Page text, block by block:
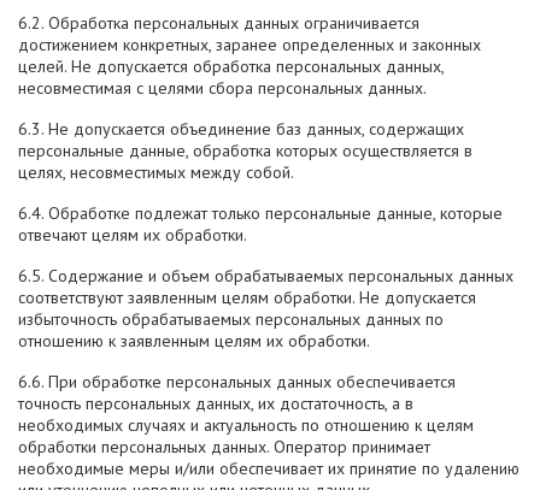
6.2. Обработка персональных данных ограничивается
достижением конкретных, заранее определенных и законных
целей. Не допускается обработка персональных данных,
несовместимая с целями сбора персональных данных.
6.3. Не допускается объединение баз данных, содержащих
персональные данные, обработка которых осуществляется в
целях, несовместимых между собой.
6.4. Обработке подлежат только персональные данные, которые
отвечают целям их обработки.
6.5. Содержание и объем обрабатываемых персональных данных
соответствуют заявленным целям обработки. Не допускается
избыточность обрабатываемых персональных данных по
отношению к заявленным целям их обработки.
6.6. При обработке персональных данных обеспечивается
точность персональных данных, их достаточность, а в
необходимых случаях и актуальность по отношению к целям
обработки персональных данных. Оператор принимает
необходимые меры и/или обеспечивает их принятие по удалению